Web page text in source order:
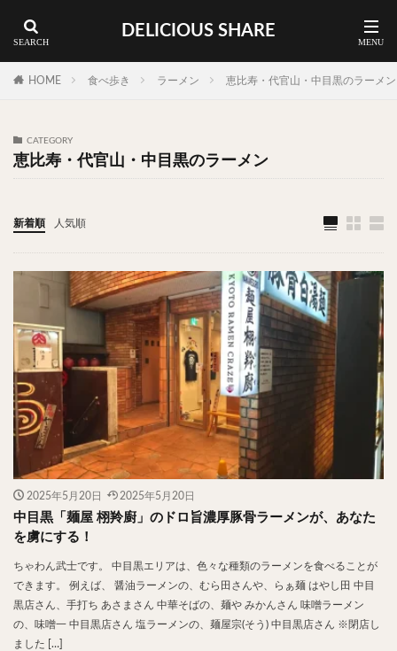
DELICIOUS SHARE
HOME 食べ歩き ラーメン 恵比寿・代官山・中目黒のラーメン
CATEGORY
恵比寿・代官山・中目黒のラーメン
新着順 人気順
2025年5月20日 2025年5月20日
中目黒「麺屋 栩羚廚」のドロ旨濃厚豚骨ラーメンが、あなた
を虜にする！
ちゃわん武士です。 中目黒エリアは、色々な種類のラーメンを食べることが
できます。 例えば、 醤油ラーメンの、むら田さんや、らぁ麺 はやし田 中目
黒店さん、手打ち あさまさん 中華そばの、麺や みかんさん 味噌ラーメン
の、味噌一 中目黒店さん 塩ラーメンの、麺屋宗(そう) 中目黒店さん ※閉店し
ました […]
料理ジャンルから探す
エリア・料理から探す
下北沢 人形町
四ツ谷 大井町 大崎 大森 学芸大学
広尾 御徒町 御成門 御茶ノ水 新宿
本郷三丁目 東京 武蔵小山 水道橋
池尻大橋 池袋 浅草 浅草橋 浜松町
渋谷 田町 白金高輪 祐天寺 神保町
神楽坂 神田 神谷町 秋葉原 立ち食い
自由が丘 蒲田 虎ノ門 表参道 銀座
高円寺 高田馬場 麻布十番
恵比寿 赤坂 丼もの 抹茶 牛丼
ロールキャベツ フレンチトースト
ビール
チョコレート 串かつ 水炊き ビビンバ
クロワッサン スイーツ 鴨肉 テイクアウト
ランチ